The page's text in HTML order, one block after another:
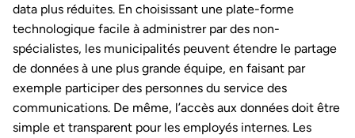
data plus réduites. En choisissant une plate-forme
technologique facile à administrer par des non-
spécialistes, les municipalités peuvent étendre le partage
de données à une plus grande équipe, en faisant par
exemple participer des personnes du service des
communications. De même, l’accès aux données doit être
simple et transparent pour les employés internes. Les